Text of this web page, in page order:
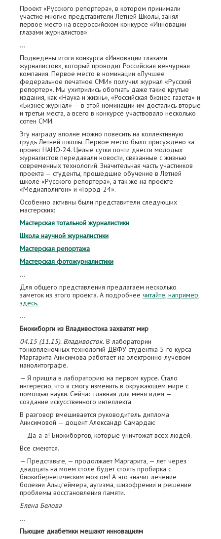
Проект «Русского репортера», в котором принимали
участие многие представители Летней Школы, занял
первое место на всероссийском конкурсе «Инновации
глазами журналистов».
...
Подведены итоги конкурса «Инновации глазами
журналистов», который проводит Российская венчурная
компания. Первое место в номинации «Лучшее
федеральное печатное СМИ» получил журнал «Русский
репортер». Мы ухитрились обогнать даже такие крутые
издания, как «Наука и жизнь», «Российская бизнес-газета» и
«Бизнес-журнал» — в этой номинации им достались вторые
и третьи места, а всего в конкурсе участвовало несколько
сотен СМИ.
Эту награду вполне можно повесить на коллективную
грудь Летней школы. Первое место было присуждено за
проект НАНО-24. Целые сутки почти двести молодых
журналистов передавали новости, связанные с жизнью
современных технологий. Значительная часть участников
проекта — студенты, прошедшие обучение в Летней
школе «Русского репортера», а так же на проекте
«Медиаполигон» и «Город-24».
Особенно активны были представители следующих
мастерских:
Мастерская тотальной журналистики
Школа научной журналистики
Мастерская репортажа
Мастерская фотожурналистики
…
Для общего представления предлагаем несколько
заметок из этого проекта. А подробнее читайте, например,
здесь.
…
Биокиборги из Владивостока захватят мир
04.15 (11.15). Владивосток. В лаборатории
тонкопленочных технологий ДВФУ студентка 5-го курса
Маргарита Анисимова работает на электронно-лучевом
нанолитографе.
— Я пришла в лабораторию на первом курсе. Стало
интересно, что я смогу изменить в окружающем мире с
помощью науки. Сейчас главная для меня идея —
создание искусственного интеллекта.
В разговор вмешивается руководитель диплома
Анисимовой — доцент Александр С­амардак:
— Да-а-а! Биокиборгов, которые уничтожат всех людей.
Все смеются.
— Представьте, — продолжает Маргарита, — лет через
двадцать на моем столе будет стоять пробирка с
биокибернетическим мозгом! А это значит лечение
болезни Альцгеймера, аутизма, шизофрении и решение
проблемы восстановления памяти.
Елена Белова
…
Пьющие диабетики мешают инновациям